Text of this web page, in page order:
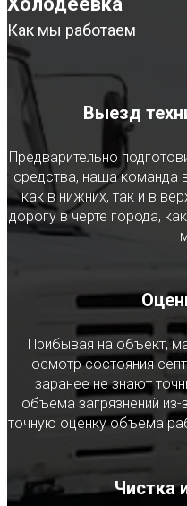
Как мы работаем
Выезд
Предварительно
средства, наша
как в нижних, так и в
дорогу в черте города,
Прибывая на объект,
осмотр состояния
заранее не знают
объема загрязнений
точную оценку объема
Чистка